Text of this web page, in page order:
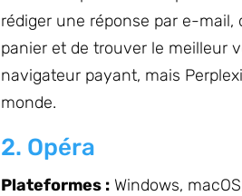
rédiger une réponse par e-mail,
panier et de trouver le meilleur
navigateur payant, mais
monde.
2. Opéra
Plateformes : Windows,